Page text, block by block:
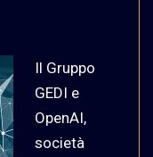
Il Gruppo
GEDI e
OpenAI,
società